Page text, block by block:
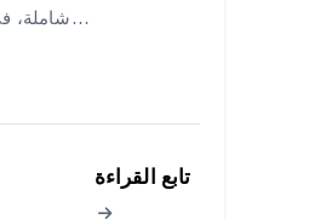
شاملة، في إطار الجهود المبذولة…
تابع القراءة